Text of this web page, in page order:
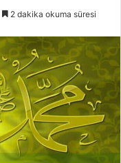
2 dakika okuma süresi